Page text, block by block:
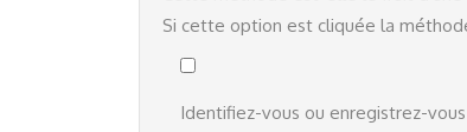
Si cette option est cliquée la
Identifiez-vous ou enregistrez-vous